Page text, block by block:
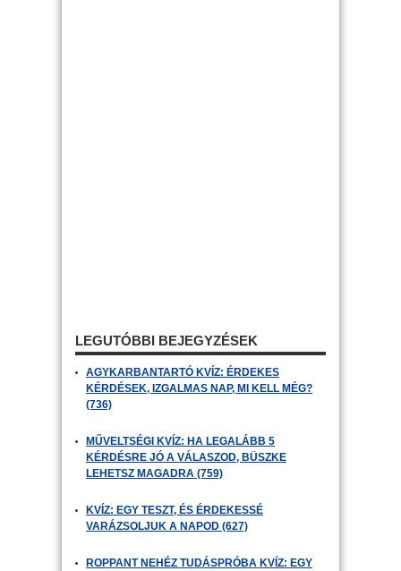
LEGUTÓBBI BEJEGYZÉSEK
AGYKARBANTARTÓ KVÍZ: ÉRDEKES
KÉRDÉSEK, IZGALMAS NAP, MI KELL MÉG?
(736)
MŰVELTSÉGI KVÍZ: HA LEGALÁBB 5
KÉRDÉSRE JÓ A VÁLASZOD, BÜSZKE
LEHETSZ MAGADRA (759)
KVÍZ: EGY TESZT, ÉS ÉRDEKESSÉ
VARÁZSOLJUK A NAPOD (627)
ROPPANT NEHÉZ TUDÁSPRÓBA KVÍZ: EGY